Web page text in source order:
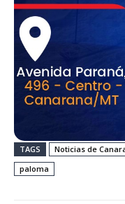
TAGS Noticias de
paloma